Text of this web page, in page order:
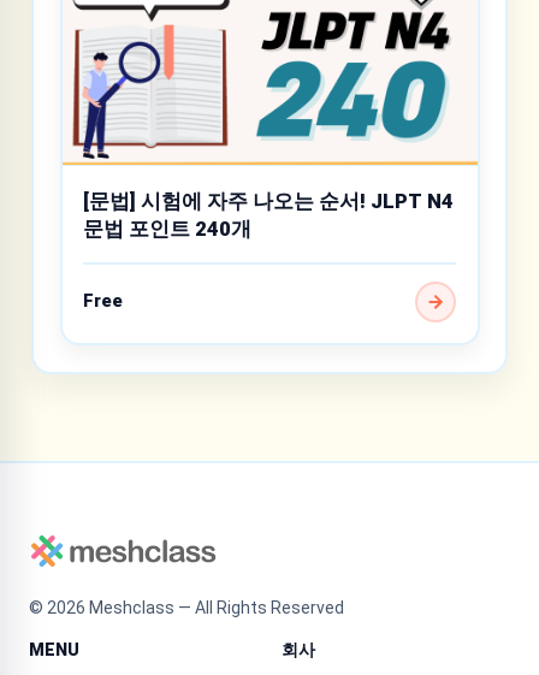
[문법] 시험에 자주 나오는 순서! JLPT N4
문법 포인트 240개
Free
© 2026 Meshclass — All Rights Reserved
MENU 회사